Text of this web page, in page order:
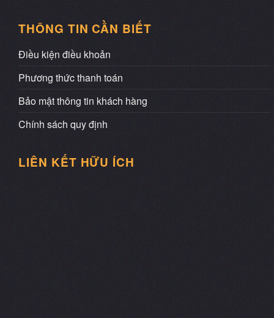
THÔNG TIN CẦN BIẾT
Điều kiện điều khoản
Phương thức thanh toán
Bảo mật thông tin khách hàng
Chính sách quy định
LIÊN KẾT HỮU ÍCH